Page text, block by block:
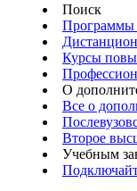
Поиск
Курсы
О
Все о
Второе
Учебным